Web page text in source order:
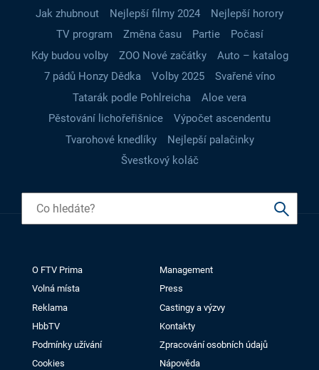
Jak zhubnout Nejlepší filmy 2024
Nejlepší horory
TV program
Změna času Partie
Počasí
Kdy budou volby
ZOO Nové začátky
Auto – katalog
7 pádů Honzy Dědka
Volby 2025
Svařené víno
Tatarák podle Pohlreicha
Aloe vera
Pěstování lichořeřišnice
Výpočet ascendentu
Tvarohové knedlíky
Nejlepší palačinky
Švestkový koláč
O FTV Prima
Management
Volná místa
Press
Reklama
Castingy a výzvy
HbbTV
Kontakty
Podmínky užívání
Zpracování osobních údajů
Cookies
Nápověda